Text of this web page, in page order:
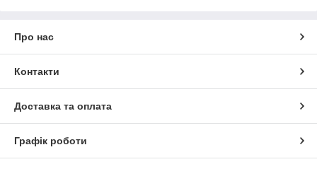
Про нас
Контакти
Доставка та оплата
Графік роботи